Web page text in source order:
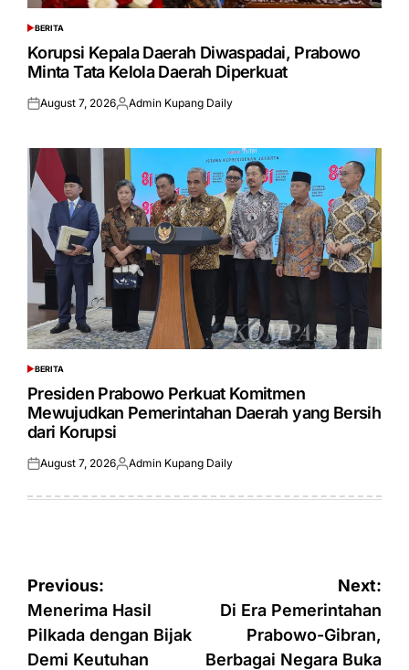
POSTED
IN
BERITA
Korupsi Kepala Daerah Diwaspadai, Prabowo
Minta Tata Kelola Daerah Diperkuat
Posted
August 7, 2026Posted
Admin Kupang Daily
POSTED
IN
BERITA
Presiden Prabowo Perkuat Komitmen
Mewujudkan Pemerintahan Daerah yang Bersih
dari Korupsi
Posted
August 7, 2026Posted
Admin Kupang Daily
Post
navigation
Previous:
Menerima Hasil
Pilkada dengan Bijak
Demi Keutuhan
Next:
Di Era Pemerintahan
Prabowo-Gibran,
Berbagai Negara Buka